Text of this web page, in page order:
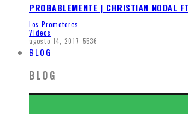
PROBABLEMENTE | CHRISTIAN NODAL
Los Promotores
Videos
agosto 14, 2017 5536
BLOG
BLOG